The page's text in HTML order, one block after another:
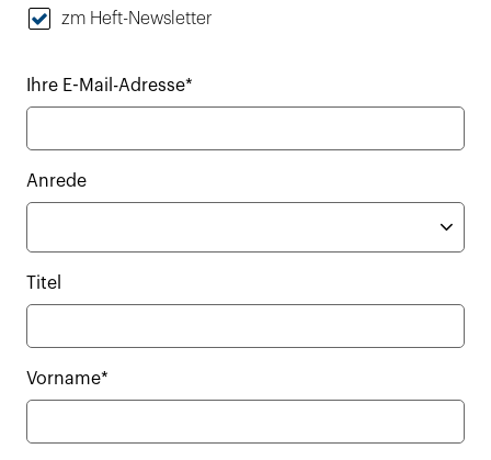
zm Heft-Newsletter
Ihre E-Mail-Adresse*
Anrede
Titel
Vorname*